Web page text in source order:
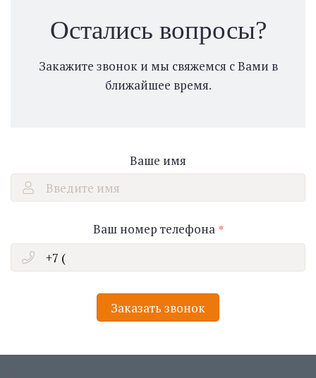
Остались вопросы?
Закажите звонок и мы свяжемся с Вами в
ближайшее время.
Ваше имя
Введите имя
Ваш номер телефона
Заказать звонок